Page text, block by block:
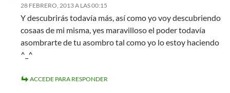
28 FEBRERO, 2013 A LAS 00:15
Y descubrirás todavía más, así como yo voy descubriendo
cosaas de mi misma, yes maravilloso el poder todavía
asombrarte de tu asombro tal como yo lo estoy haciendo
^_^
ACCEDE PARA RESPONDER